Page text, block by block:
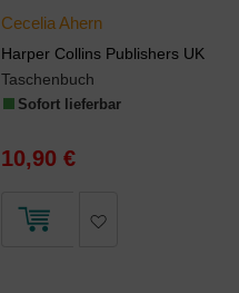
Cecelia Ahern
Harper Collins Publishers UK
Taschenbuch
Sofort lieferbar
10,90 €